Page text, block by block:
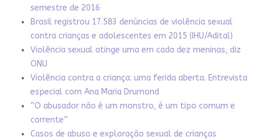
semestre de 2016
Brasil registrou 17.583 denúncias de violência sexual
contra crianças e adolescentes em 2015 (IHU/Adital)
Violência sexual atinge uma em cada dez meninas, diz
ONU
Violência contra a criança: uma ferida aberta. Entrevista
especial com Ana Maria Drumond
“O abusador não é um monstro, é um tipo comum e
corrente”
Casos de abuso e exploração sexual de crianças